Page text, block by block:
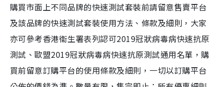
購買市面上不同品牌的快速測試套裝前請留意售賣平台
及該品牌的快速測試套裝使用方法、條款及細則，大家
亦可參考香港衞生署表列認可2019冠狀病毒病快速抗原
測試、歐盟2019冠狀病毒病快速抗原測試通用名單，購
買前留意訂購平台的使用條款及細則，一切以訂購平台